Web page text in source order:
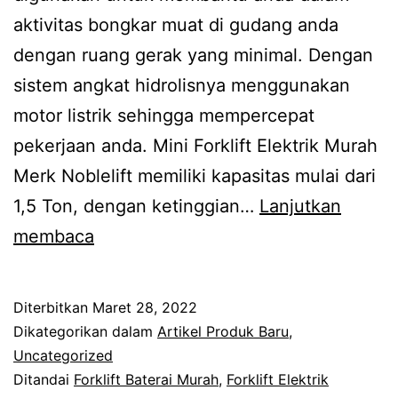
aktivitas bongkar muat di gudang anda
dengan ruang gerak yang minimal. Dengan
sistem angkat hidrolisnya menggunakan
motor listrik sehingga mempercepat
pekerjaan anda. Mini Forklift Elektrik Murah
Merk Noblelift memiliki kapasitas mulai dari
1,5 Ton, dengan ketinggian… Lanjutkan
membaca
Murah
Diterbitkan Maret 28, 2022
Dikategorikan dalam Artikel Produk Baru,
Uncategorized
Ditandai Forklift Baterai Murah, Forklift Elektrik